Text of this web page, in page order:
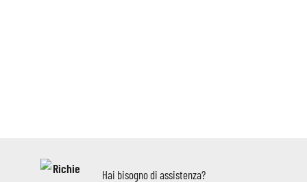
Hai bisogno di assistenza?